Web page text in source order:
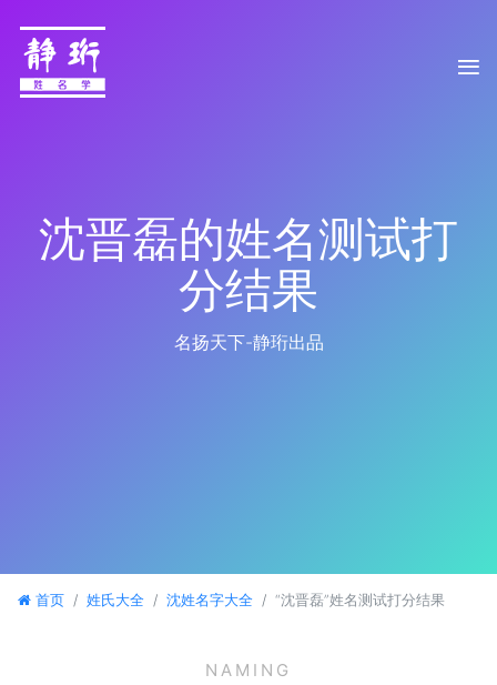
沈晋磊的姓名测试打
分结果
名扬天下-静珩出品
首页 姓氏大全 沈姓名字大全 “沈晋磊”姓名测试打分结果
NAMING